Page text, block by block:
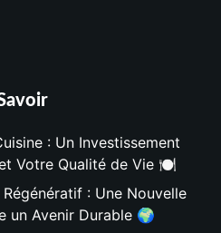
: Un Investissement
Votre Qualité de Vie 🍽️
: Une Nouvelle
un Avenir Durable 🌍